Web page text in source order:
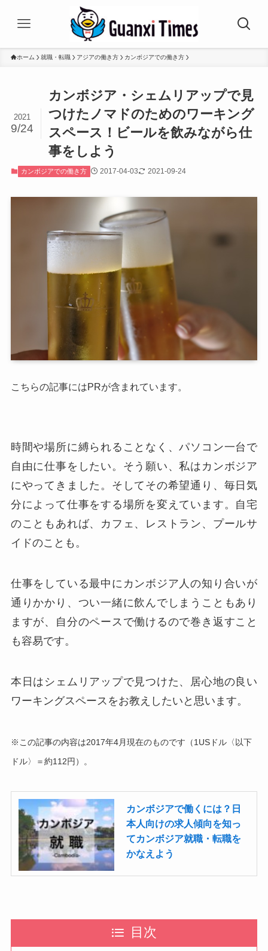
ホーム 就職・転職 アジアの働き方 カンボジアでの働き方
カンボジア・シェムリアップで見
つけたノマドのためのワーキング
スペース！ビールを飲みながら仕
事をしよう
2021
9/24
カンボジアでの働き方 2017-04-03 2021-09-24
こちらの記事にはPRが含まれています。
時間や場所に縛られることなく、パソコン一台で
自由に仕事をしたい。そう願い、私はカンボジア
にやってきました。そしてその希望通り、毎日気
分によって仕事をする場所を変えています。自宅
のこともあれば、カフェ、レストラン、プールサ
イドのことも。
仕事をしている最中にカンボジア人の知り合いが
通りかかり、つい一緒に飲んでしまうこともあり
ますが、自分のペースで働けるので巻き返すこと
も容易です。
本日はシェムリアップで見つけた、居心地の良い
ワーキングスペースをお教えしたいと思います。
※この記事の内容は2017年4月現在のものです（1USドル〈以下
ドル〉＝約112円）。
カンボジアで働くには？日
本人向けの求人傾向を知っ
てカンボジア就職・転職を
かなえよう
目次